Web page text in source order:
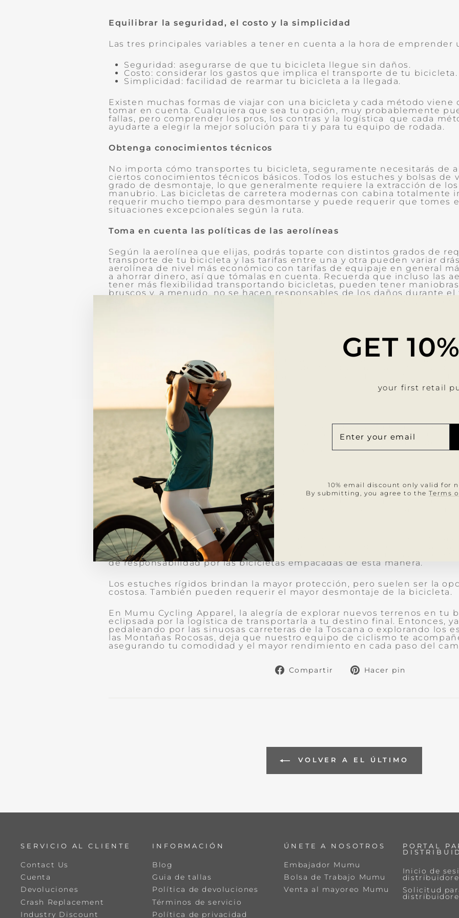
GET
your first retail
DE
10% email discount only valid for
By submitting, you agree to theTerms
Equilibrar la seguridad, el costo y la simplicidad
Las tres principales variables a tener en cuenta a la hora de emprender
Seguridad: asegurarse de que tu bicicleta llegue sin daños.
Costo: considerar los gastos que implica el transporte de tu bicicleta.
Simplicidad: facilidad de rearmar tu bicicleta a la llegada.
Existen muchas formas de viajar con una bicicleta y cada método viene
tomar en cuenta. Cualquiera que sea tu opción, muy probablemente
fallas, pero comprender los pros, los contras y la logística que cada
ayudarte a elegir la mejor solución para ti y para tu equipo de rodada.
Obtenga conocimientos técnicos
No importa cómo transportes tu bicicleta, seguramente necesitarás de
ciertos conocimientos técnicos básicos. Todos los estuches y bolsas de
grado de desmontaje, lo que generalmente requiere la extracción de los
manubrio. Las bicicletas de carretera modernas con cabina totalmente
requerir mucho tiempo para desmontarse y puede requerir que tomes
situaciones excepcionales según la ruta.
Toma en cuenta las políticas de las aerolíneas
Según la aerolínea que elijas, podrás toparte con distintos grados de
transporte de tu bicicleta y las tarifas entre una y otra pueden variar
aerolínea de nivel más económico con tarifas de equipaje en general
a ahorrar dinero, así que tómalas en cuenta. Recuerda que incluso las
tener más flexibilidad transportando bicicletas, pueden tener
bruscos y, a menudo, no se hacen responsables de los daños durante
Evita hacer el empaque y el embalaje de última hora. Planea con
los aspectos de logística necesarios para el transporte de tu equipo de
bicicleta con todo el equipo que utilizaste para transportarla en el auto
suficiente espacio para volver a armar y resguardar tu bicicleta en el
hospedarte?
Considera alternativas
Si la logística de transporte te parece demasiado abrumadora,
destino que elegiste, antes de realizar tu propio viaje, y para esto
envío de bicicletas. Otra opción es alquilar una bicicleta ya que estés
abierto a no tener que rodar con tu propia bicicleta.
Opciones de embalaje y empaque
Existen tres opciones principales a la hora de empacar tu bicicleta para
cartón, bolsas para bicicletas con laterales blandos y estuches rígidos.
fáciles de conseguir y compactas, pero hay opciones más durables y
daños.
Las bolsas o estuches para bicicletas con laterales blandos ofrecen más
correas y ruedas para la movilidad y caben convenientemente en la
alquiler. Sin embargo, a menudo son opciones caras y muchas
de responsabilidad por las bicicletas empacadas de esta manera.
Los estuches rígidos brindan la mayor protección, pero suelen ser la
costosa. También pueden requerir el mayor desmontaje de la bicicleta.
En Mumu Cycling Apparel, la alegría de explorar nuevos terrenos en tu
eclipsada por la logística de transportarla a tu destino final. Entonces,
pedaleando por las sinuosas carreteras de la Toscana o explorando los
las Montañas Rocosas, deja que nuestro equipo de ciclismo te
asegurando tu comodidad y el mayor rendimiento en cada paso del
Compartir
Compartir
en
Hacer pin
VOLVER A EL ÚLTIMO
SERVICIO AL CLIENTE
Contact Us
Cuenta
Devoluciones
Crash Replacement
Industry Discount
INFORMACIÓN
Blog
Guia de tallas
Política de devoluciones
Términos de servicio
Política de privacidad
ÚNETE A NOSOTROS
Embajador Mumu
Bolsa de Trabajo Mumu
Venta al mayoreo Mumu
PORTAL
Inicio de
Solicitud